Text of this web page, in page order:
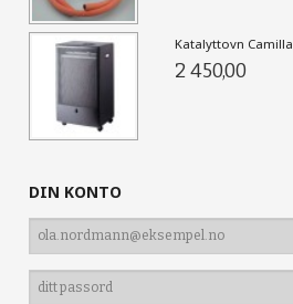
Katalyttovn Camilla
2 450,00
DIN KONTO